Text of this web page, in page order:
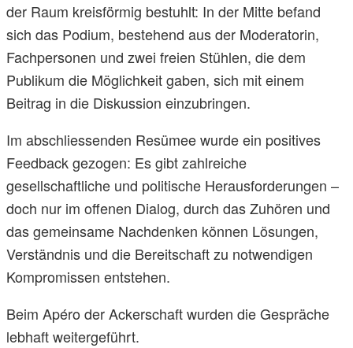
der Raum kreisförmig bestuhlt: In der Mitte befand
sich das Podium, bestehend aus der Moderatorin,
Fachpersonen und zwei freien Stühlen, die dem
Publikum die Möglichkeit gaben, sich mit einem
Beitrag in die Diskussion einzubringen.
Im abschliessenden Resümee wurde ein positives
Feedback gezogen: Es gibt zahlreiche
gesellschaftliche und politische Herausforderungen –
doch nur im offenen Dialog, durch das Zuhören und
das gemeinsame Nachdenken können Lösungen,
Verständnis und die Bereitschaft zu notwendigen
Kompromissen entstehen.
Beim Apéro der Ackerschaft wurden die Gespräche
lebhaft weitergeführt.